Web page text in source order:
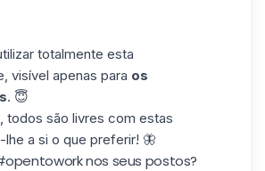
totalmente esta
visível apenas para os
. 😇
todos são livres com estas
a si o que preferir! 🦋
nos seus postos?